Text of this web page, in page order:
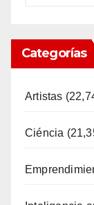
Categorías
Artistas
Ciéncia